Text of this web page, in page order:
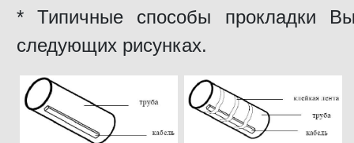
* Типичные способы прокладки
следующих рисунках.